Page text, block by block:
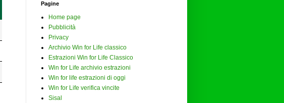
Pagine
Home page
Pubblicità
Privacy
Archivio Win for Life classico
Estrazioni Win for Life Classico
Win for Life archivio estrazioni
Win for life estrazioni di oggi
Win for Life verifica vincite
Sisal